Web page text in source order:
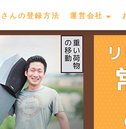
んの登録方法 運営会社